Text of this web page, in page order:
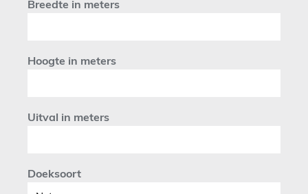
Breedte in meters
Hoogte in meters
Uitval in meters
Doeksoort